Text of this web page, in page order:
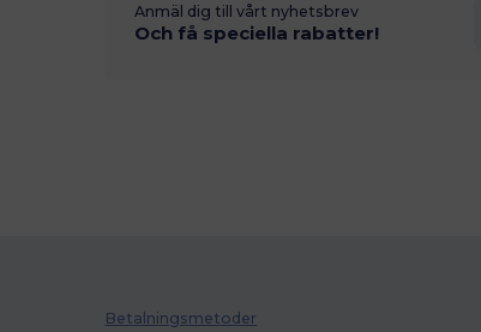
Anmäl dig till vårt nyhetsbrev
Och få speciella rabatter!
Betalningsmetoder